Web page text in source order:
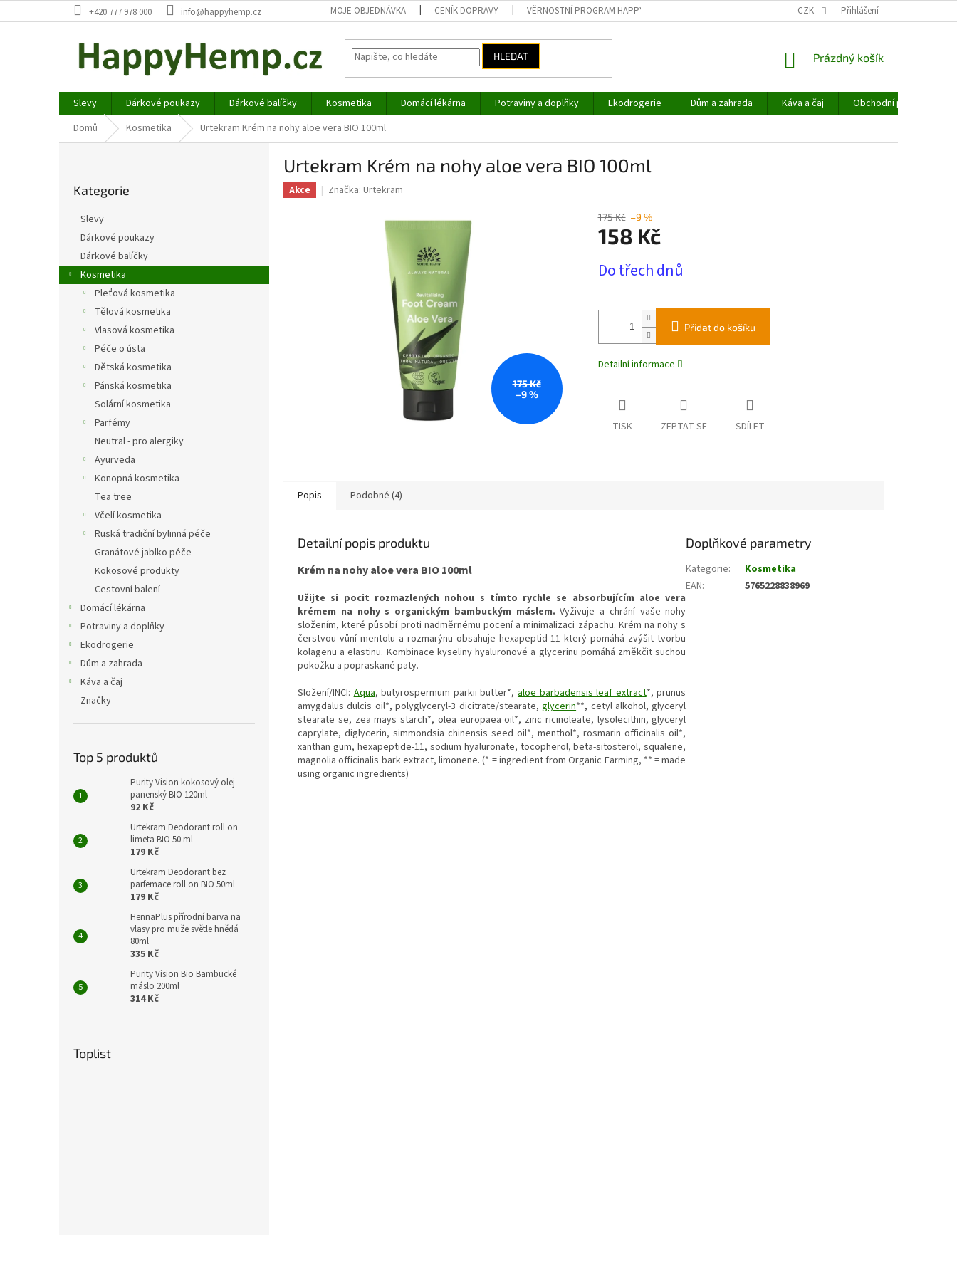
na
+420 777 978 000 info@happyhemp.cz MOJE OBJEDNÁVKA CENÍK DOPRAVY VĚRNOSTNÍ PROGRAM HAPPYHEMP® NAPIŠTE NÁM
CZK Přihlášení
HLEDAT
NÁKUPNÍ
Prázdný košík
Slevy Dárkové poukazy Dárkové balíčky Kosmetika Domácí lékárna Potraviny a doplňky Ekodrogerie Dům a zahrada Káva a čaj
Obchodní podmínky
Domů
Kosmetika Urtekram Krém na nohy aloe vera BIO 100ml
kategorie
Kategorie
Slevy
Dárkové poukazy
Dárkové balíčky
Kosmetika
Pleťová kosmetika
Tělová kosmetika
Vlasová kosmetika
Péče o ústa
Dětská kosmetika
Pánská kosmetika
Solární kosmetika
Parfémy
Neutral - pro alergiky
Ayurveda
Konopná kosmetika
Tea tree
Včelí kosmetika
Ruská tradiční bylinná péče
Granátové jablko péče
Kokosové produkty
Cestovní balení
Domácí lékárna
Potraviny a doplňky
Ekodrogerie
Dům a zahrada
Káva a čaj
Značky
Top 5 produktů
Purity Vision kokosový olej
panenský BIO 120ml
92 Kč
Urtekram Deodorant roll on
limeta BIO 50 ml
179 Kč
Urtekram Deodorant bez
parfemace roll on BIO 50ml
179 Kč
HennaPlus přírodní barva na
vlasy pro muže světle hnědá
80ml
335 Kč
Purity Vision Bio Bambucké
máslo 200ml
314 Kč
Toplist
Urtekram Krém na nohy aloe vera BIO 100ml
Akce Značka: Urtekram
175 Kč
–9 %
175 Kč –9 %
158 Kč
cena:
Do třech dnů
Přidat do košíku
Detailní informace
TISK ZEPTAT SE SDÍLET
Popis Podobné (4)
Detailní popis produktu
Krém na nohy aloe vera BIO 100ml
Užijte si pocit rozmazlených nohou s tímto rychle se absorbujícím aloe vera
krémem na nohy s organickým bambuckým máslem. Vyživuje a chrání vaše nohy
složením, které působí proti nadměrnému pocení a minimalizaci zápachu. Krém na nohy s
čerstvou vůní mentolu a rozmarýnu obsahuje hexapeptid-11 který pomáhá zvýšit tvorbu
kolagenu a elastinu. Kombinace kyseliny hyaluronové a glycerinu pomáhá změkčit suchou
pokožku a popraskané paty.
Složení/INCI: Aqua, butyrospermum parkii butter*, aloe barbadensis leaf extract*, prunus
amygdalus dulcis oil*, polyglyceryl-3 dicitrate/stearate,glycerin**, cetyl alkohol, glyceryl
stearate se, zea mays starch*, olea europaea oil*, zinc ricinoleate, lysolecithin, glyceryl
caprylate, diglycerin, simmondsia chinensis seed oil*, menthol*, rosmarin officinalis oil*,
xanthan gum, hexapeptide-11, sodium hyaluronate, tocopherol, beta-sitosterol, squalene,
magnolia officinalis bark extract, limonene. (* = ingredient from Organic Farming, ** = made
using organic ingredients)
Doplňkové parametry
Kategorie:
Kosmetika
EAN: 5765228838969